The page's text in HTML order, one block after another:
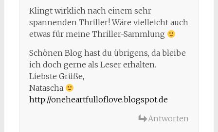
Klingt wirklich nach einem sehr
spannenden Thriller! Wäre vielleicht auch
etwas für meine Thriller-Sammlung
Schönen Blog hast du übrigens, da bleibe
ich doch gerne als Leser erhalten.
Liebste Grüße,
Natascha
http://oneheartfulloflove.blogspot.de
Antworten